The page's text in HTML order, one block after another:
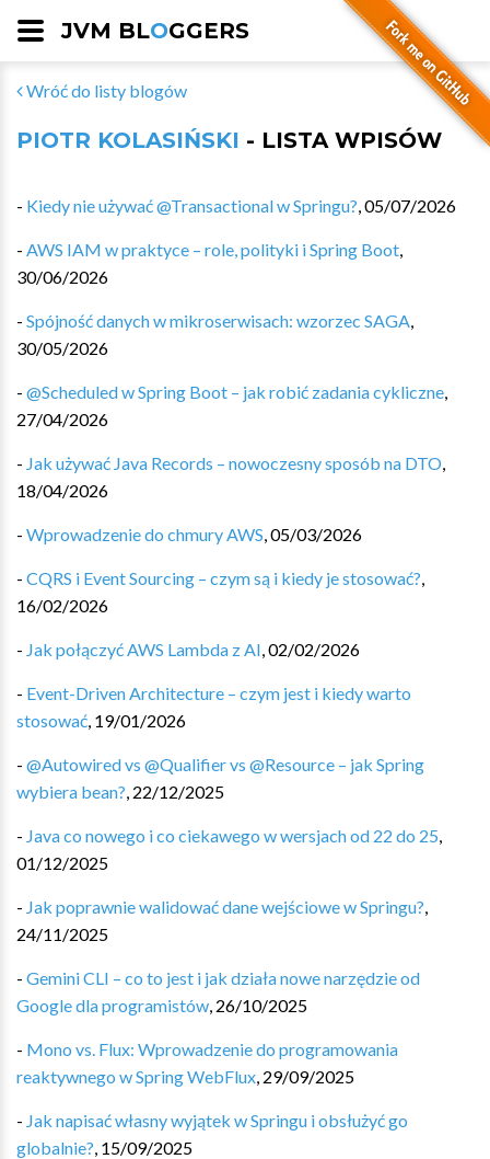
JVM BLOGGERS
Wróć do listy blogów
PIOTR KOLASIŃSKI - LISTA WPISÓW
- Kiedy nie używać @Transactional w Springu?,05/07/2026
- AWS IAM w praktyce – role, polityki i Spring Boot,
30/06/2026
- Spójność danych w mikroserwisach: wzorzec SAGA,
30/05/2026
- @Scheduled w Spring Boot – jak robić zadania cykliczne,
27/04/2026
- Jak używać Java Records – nowoczesny sposób na DTO,
18/04/2026
- Wprowadzenie do chmury AWS,05/03/2026
- CQRS i Event Sourcing – czym są i kiedy je stosować?,
16/02/2026
- Jak połączyć AWS Lambda z AI,02/02/2026
- Event-Driven Architecture – czym jest i kiedy warto
stosować, 19/01/2026
- @Autowired vs @Qualifier vs @Resource – jak Spring
wybiera bean?, 22/12/2025
- Java co nowego i co ciekawego w wersjach od 22 do 25,
01/12/2025
- Jak poprawnie walidować dane wejściowe w Springu?,
24/11/2025
- Gemini CLI – co to jest i jak działa nowe narzędzie od
Google dla programistów, 26/10/2025
- Mono vs. Flux: Wprowadzenie do programowania
reaktywnego w Spring WebFlux, 29/09/2025
- Jak napisać własny wyjątek w Springu i obsłużyć go
globalnie?, 15/09/2025